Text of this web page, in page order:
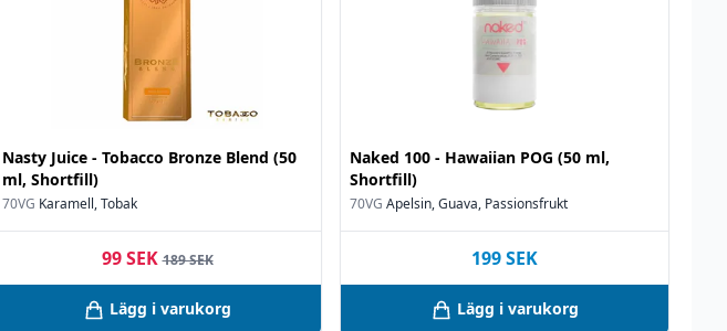
Nasty Juice - Tobacco Bronze Blend (50
ml, Shortfill)
70VG Karamell, Tobak
99 SEK 189 SEK
Lägg i varukorg
Naked 100 - Hawaiian POG (50 ml,
Shortfill)
70VG Apelsin, Guava, Passionsfrukt
199SEK
Lägg i varukorg